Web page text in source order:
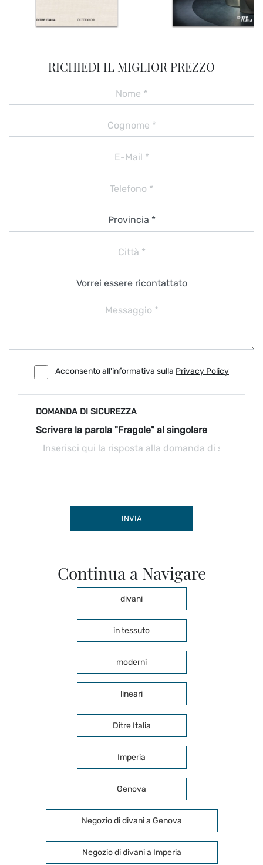
RICHIEDI IL MIGLIOR PREZZO
Acconsento all'informativa sulla Privacy Policy
DOMANDA DI SICUREZZA
Scrivere la parola "Fragole" al singolare
INVIA
Continua a Navigare
divani
in tessuto
moderni
lineari
Ditre Italia
Imperia
Genova
Negozio di divani a Genova
Negozio di divani a Imperia